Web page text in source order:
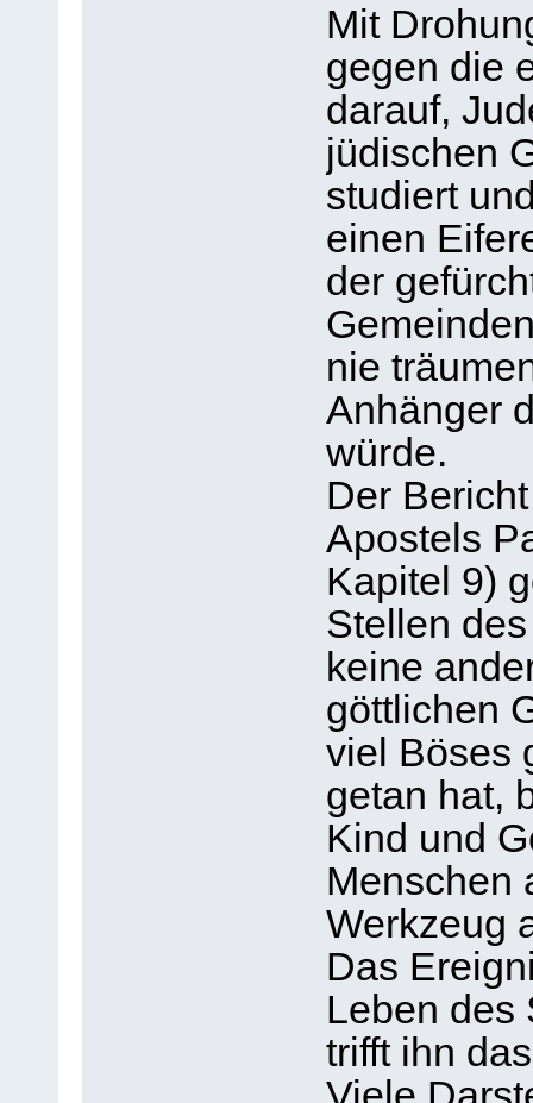
Mit
gegen die
darauf,
jüdischen
studiert
einen
der
nie
Anhänger
würde.
Der
Apostels
Kapitel 9)
Stellen
keine
göttlichen
viel Böses
getan hat,
Kind und
Menschen
Werkzeug
Das
Leben des
trifft ihn